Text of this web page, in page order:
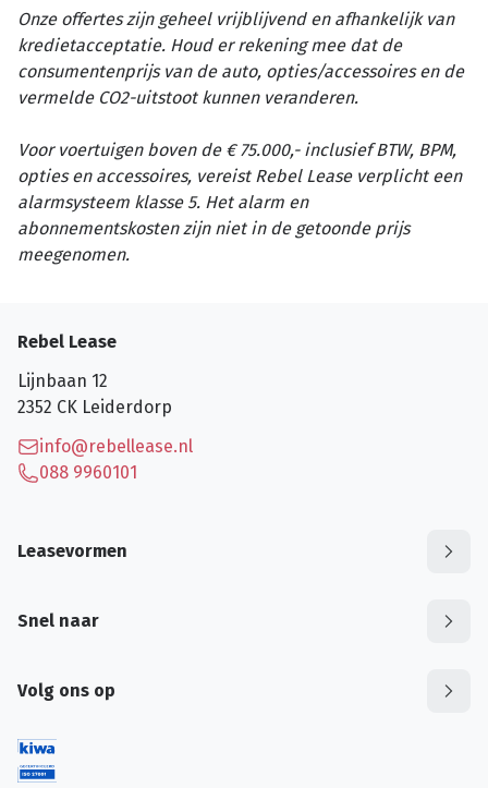
Onze offertes zijn geheel vrijblijvend en afhankelijk van
kredietacceptatie. Houd er rekening mee dat de
consumentenprijs van de auto, opties/accessoires en de
vermelde CO2-uitstoot kunnen veranderen.
Voor voertuigen boven de € 75.000,- inclusief BTW, BPM,
opties en accessoires, vereist Rebel Lease verplicht een
alarmsysteem klasse 5. Het alarm en
abonnementskosten zijn niet in de getoonde prijs
meegenomen.
Rebel Lease
Lijnbaan 12
2352 CK Leiderdorp
info@rebellease.nl
088 9960101
Leasevormen
Snel naar
Volg ons op